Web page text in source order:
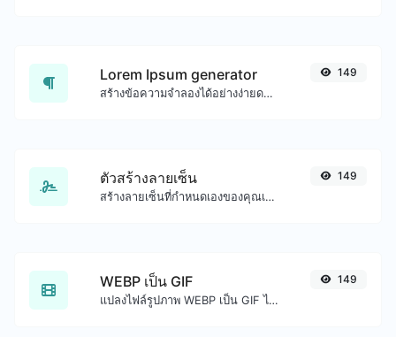
Lorem Ipsum generator
สร้างข้อความจำลองได้อย่างง่ายดายด้วยเครื่องมือสร้าง Lorem Ipsum
149
ตัวสร้างลายเซ็น
สร้างลายเซ็นที่กำหนดเองของคุณเองได้อย่างง่ายดายและดาวน์โหลดได้อย่างง่ายดาย
149
WEBP เป็น GIF
แปลงไฟล์รูปภาพ WEBP เป็น GIF ได้อย่างง่ายดาย
149